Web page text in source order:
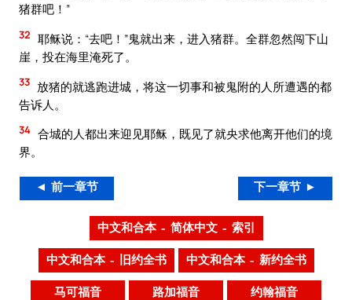
猪群吧！”
32 耶稣说：“去吧！”鬼就出来，进入猪群。全群忽然闯下山
崖，投在海里淹死了。
33 放猪的就逃跑进城，将这一切事和被鬼附的人所遭遇的都
告诉人。
34 合城的人都出来迎见耶稣，既见了就央求他离开他们的境
界。
◄ 前一章节 下一章节 ►
中文和合本 – 简体中文 – 索引
中文和合本 – 旧约全书 中文和合本 – 新约全书
马可福音 路加福音 约翰福音